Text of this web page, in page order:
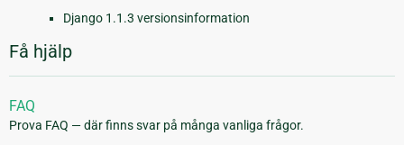
Django 1.1.3 versionsinformation
Få hjälp
FAQ
Prova FAQ — där finns svar på många vanliga frågor.